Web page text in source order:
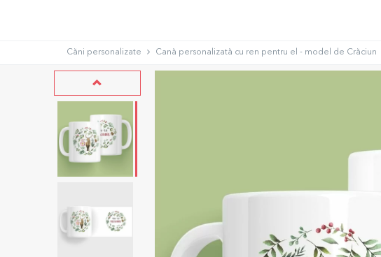
Căni personalizate Cană personalizată cu ren pentru el - model de Crăciun